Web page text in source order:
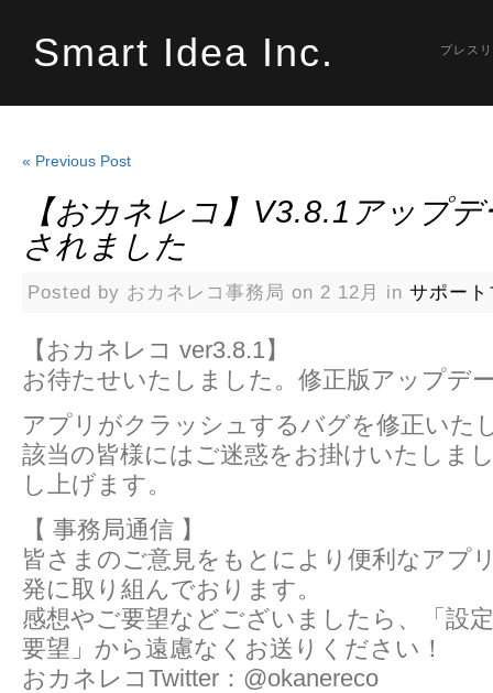
Smart Idea Inc. プレス
« Previous Post
【おカネレコ】v3.8.1アップ
されました
Posted by おカネレコ事務局 on 2 12月 in サポー
【おカネレコ ver3.8.1】
お待たせいたしました。修正版アップデ
アプリがクラッシュするバグを修正いた
該当の皆様にはご迷惑をお掛けいたしま
し上げます。
【 事務局通信 】
皆さまのご意見をもとにより便利なアプ
発に取り組んでおります。
感想やご要望などございましたら、「設
要望」から遠慮なくお送りください！
おカネレコTwitter：@okanereco